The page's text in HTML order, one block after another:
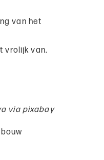
van het
vrolijk van.
via pixabay